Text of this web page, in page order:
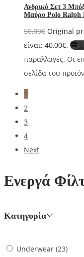
Ανδρικό Σετ 3
Μαύρο Polo Ralph
50,00€ Original
είναι: 40,00€.
παραλλαγές. Οι
σελίδα του
1
2
3
4
Next
Ενεργά
Κατηγορία
Underwear (23)